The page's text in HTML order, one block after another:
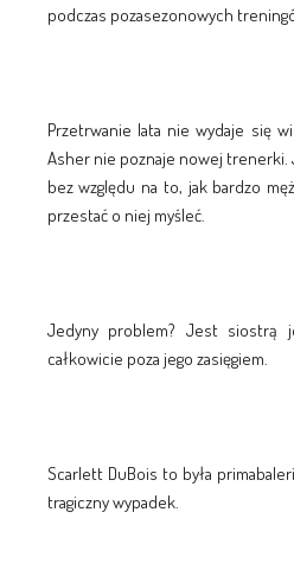
podczas pozasezonowych
Przetrwanie lata nie wydaje się
Asher nie poznaje nowej trenerki.
bez względu na to, jak bardzo
przestać o niej myśleć.
Jedyny problem? Jest siostrą
całkowicie poza jego zasięgiem.
Scarlett DuBois to była
tragiczny wypadek.